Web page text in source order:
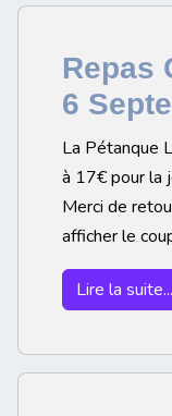
Repas
6
La Pétanque
à 17€ pour la
Merci de
afficher le
Lire la suite...